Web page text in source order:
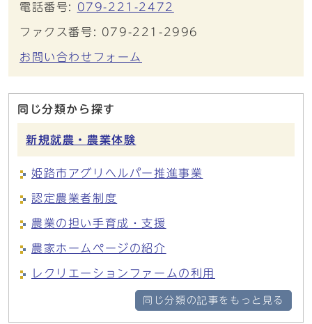
電話番号: 079-221-2472
ファクス番号: 079-221-2996
お問い合わせフォーム
同じ分類から探す
新規就農・農業体験
姫路市アグリヘルパー推進事業
認定農業者制度
農業の担い手育成・支援
農家ホームページの紹介
レクリエーションファームの利用
同じ分類の記事をもっと見る